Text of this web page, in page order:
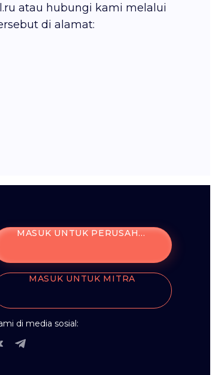
atau hubungi kami melalui
di alamat:
MASUK UNTUK PERUSAHAAN
MASUK UNTUK MITRA
di media sosial: